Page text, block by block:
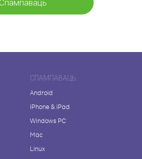
Спампаваць
СПАМПАВАЦЬ
Android
iPhone & iPad
Windows PC
Mac
Linux